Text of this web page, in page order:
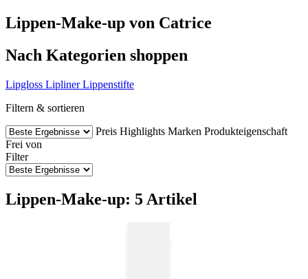
Lippen-Make-up von Catrice
Nach Kategorien shoppen
Lipgloss Lipliner Lippenstifte
Filtern & sortieren
Preis Highlights Marken Produkteigenschaft
Frei von
Filter
Lippen-Make-up: 5 Artikel